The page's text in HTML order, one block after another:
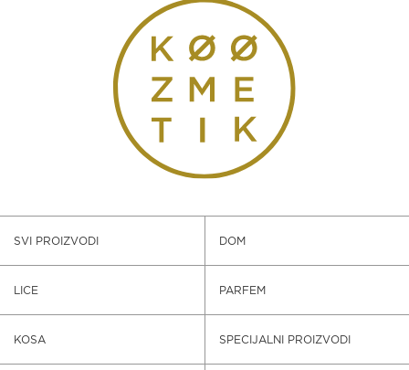
SVI PROIZVODI
LICE
KOSA
DOM
PARFEM
SPECIJALNI PROIZVODI